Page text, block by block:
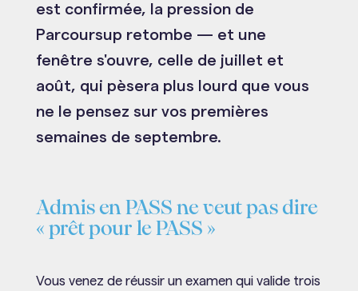
est confirmée, la pression de
Parcoursup retombe — et une
fenêtre s'ouvre, celle de juillet et
août, qui pèsera plus lourd que vous
ne le pensez sur vos premières
semaines de septembre.
Admis en PASS ne veut pas dire
« prêt pour le PASS »
Vous venez de réussir un examen qui valide trois